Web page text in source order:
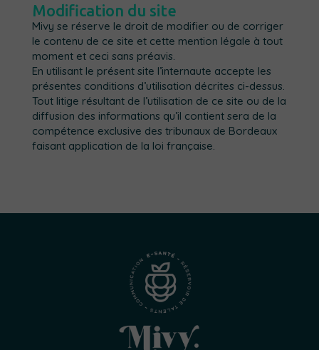
Modification du site
Mivy se réserve le droit de modifier ou de corriger
le contenu de ce site et cette mention légale à tout
moment et ceci sans préavis.
En utilisant le présent site l’internaute accepte les
présentes conditions d’utilisation décrites ci-dessus.
Tout litige résultant de l’utilisation de ce site ou de la
diffusion des informations qu’il contient sera de la
compétence exclusive des tribunaux de Bordeaux
faisant application de la loi française.